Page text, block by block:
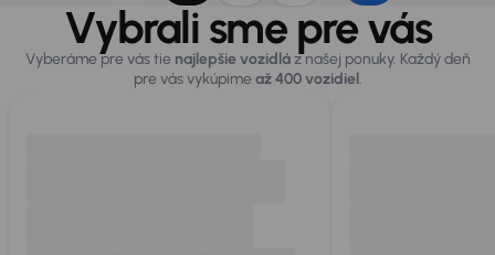
Vybrali sme pre vás
Vyberáme pre vás tie najlepšie vozidláz našej ponuky. Každý deň
pre vás vykúpimeaž 400 vozidiel.